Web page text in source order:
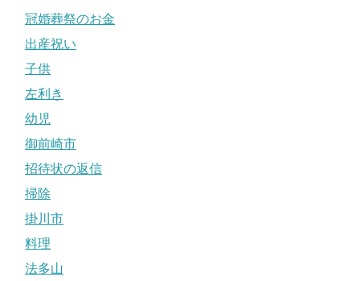
冠婚葬祭のお金
出産祝い
子供
左利き
幼児
御前崎市
招待状の返信
掃除
掛川市
料理
法多山